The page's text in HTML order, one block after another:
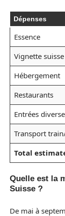
Dépenses
Essence
Vignette suisse
Hébergement
Restaurants
Entrées
Transport
Total
Quelle est la
Suisse ?
De mai à